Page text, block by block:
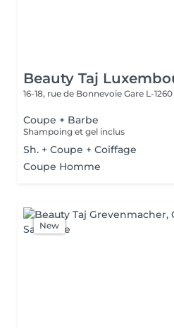
Beauty Taj
16-18, rue de Bonnevoie Gare L-1260
Coupe + Barbe
Shampoing et gel inclus
Sh. + Coupe + Coiffage
Coupe Homme
New